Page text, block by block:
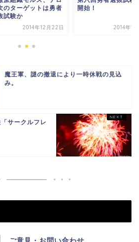
のターゲットは勇者
試験か
2014年12月22日
開始！
2014年12
魔王軍、謎の撤退により一時休戦の見込
み。
サークルフレ